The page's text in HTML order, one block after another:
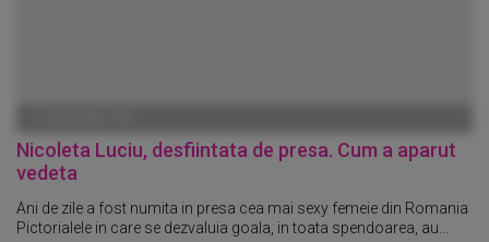
Nicoleta Luciu, desfiintata de presa. Cum a aparut
vedeta
Ani de zile a fost numita in presa cea mai sexy femeie din Romania
Pictorialele in care se dezvaluia goala, in toata spendoarea, au...